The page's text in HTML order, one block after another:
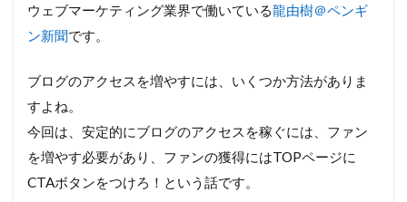
ウェブマーケティング業界で働いている龍由樹＠ペンギ
ン新聞です。
ブログのアクセスを増やすには、いくつか方法がありま
すよね。
今回は、安定的にブログのアクセスを稼ぐには、ファン
を増やす必要があり、ファンの獲得にはTOPページに
CTAボタンをつけろ！という話です。